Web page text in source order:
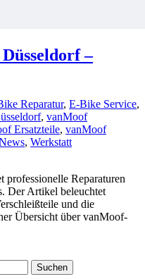
–
Reparatur, E-Bike Service,
, vanMoof
Ersatzteile, vanMoof
, Werkstatt
Reparaturen
Der Artikel beleuchtet
und die
Übersicht über vanMoof-